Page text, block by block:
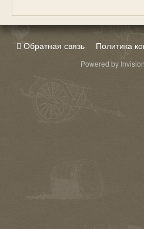
Обратная связь Политика
Powered by